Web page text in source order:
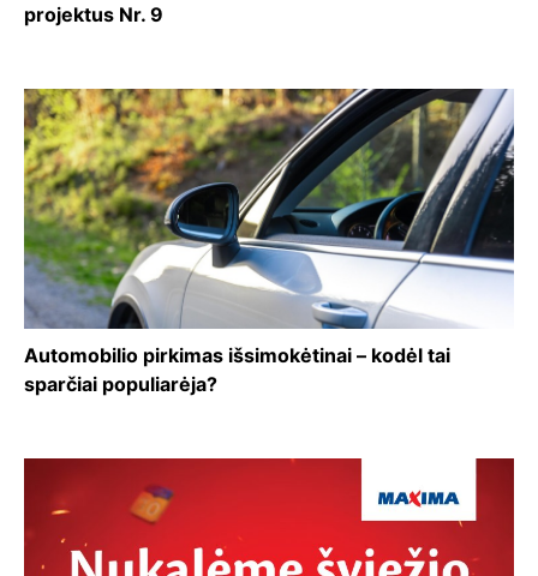
projektus Nr. 9
Automobilio pirkimas išsimokėtinai – kodėl tai
sparčiai populiarėja?